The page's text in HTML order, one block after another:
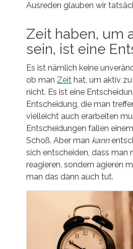
Ausreden glauben wir
Zeit haben, um
sein, ist eine
Es ist nämlich keine
ob man Zeit hat, um aktiv
nicht. Es ist eine
Entscheidung, die man
vielleicht auch erarbeiten
Entscheidungen fallen
Schoß. Aber man kann
sich entscheiden, dass man
reagieren, sondern agieren
man das dann auch tut.